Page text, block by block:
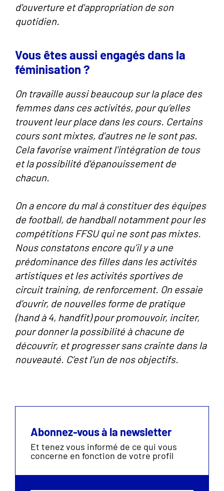
d'ouverture et d'appropriation de son
quotidien.
Vous êtes aussi engagés dans la
féminisation ?
On travaille aussi beaucoup sur la place des
femmes dans ces activités, pour qu’elles
trouvent leur place dans les cours. Certains
cours sont mixtes, d'autres ne le sont pas.
Cela favorise vraiment l'intégration de tous
et la possibilité d'épanouissement de
chacun.
On a encore du mal à constituer des équipes
de football, de handball notamment pour les
compétitions FFSU qui ne sont pas mixtes.
Nous constatons encore qu’il y a une
prédominance des filles dans les activités
artistiques et les activités sportives de
circuit training, de renforcement. On essaie
d’ouvrir, de nouvelles forme de pratique
(hand à 4, handfit) pour promouvoir, inciter,
pour donner la possibilité à chacune de
découvrir, et progresser sans crainte dans la
nouveauté. C’est l’un de nos objectifs.
Abonnez-vous à la newsletter
Et tenez vous informé de ce qui vous
concerne en fonction de votre profil